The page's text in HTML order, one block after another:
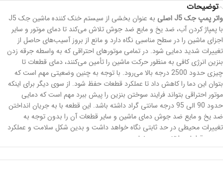
توضیحات
واتر پمپ جک J5 اصلی
به عنوان بخشی از سیستم خنک کننده ماشین جک J5
با پمپاژ کردن آب، ضد یخ و مایع ضد جوش تلاش می‌کند تا دمای موتور و سایر
اجزای ماشین را در سطح مناسبی نگاه دارد و مانع از بروز آسیب‌های حاصل از
تغییرات شدید دمایی شود. در تمامی موتورهای احتراقی که به واسطه جرقه زدن
بنزین انرژی کافی به منظور حرکت ماشین را تأمین می‌کنند، دمای قطعات تا
چیزی حدود 2500 درجه بالا می‌رود. با توجه به چنین وضعیتی مهم است که
بتوان این دما را کاهش داد تا عملکرد قطعات حفظ شود. از سوی دیگر برای اینکه
موتور احتراقی بتواند فرایند سوختن بنزین را پیش ببرد مهم است که دمایی
حدود 90 الی 95 درجه سانتی گراد داشته باشد. این قطعه با به جریان انداختن
ضد یخ و مایع ضد جوش دمای ماشین و سایر قطعات آن را بدون توجه به
تغییرات محیطی در حد ثابتی نگاه خواهد داشت و بدین شکل سلامت و عملکرد
درست قطعات را تضمین می‌نماید.
خرابی در واتر پمپ جک J5 اصلی